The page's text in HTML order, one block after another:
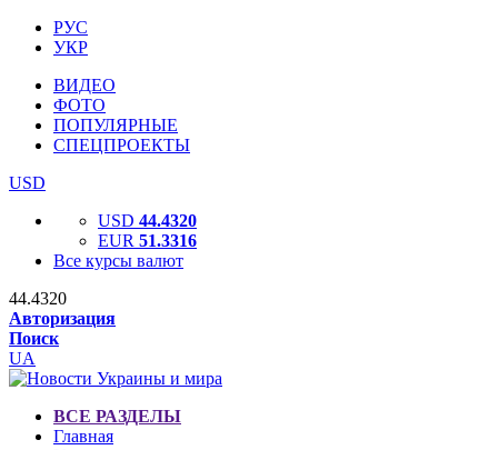
РУС
УКР
ВИДЕО
ФОТО
ПОПУЛЯРНЫЕ
СПЕЦПРОЕКТЫ
USD
USD 44.4320
EUR 51.3316
Все курсы валют
44.4320
Авторизация
Поиск
UA
ВСЕ РАЗДЕЛЫ
Главная